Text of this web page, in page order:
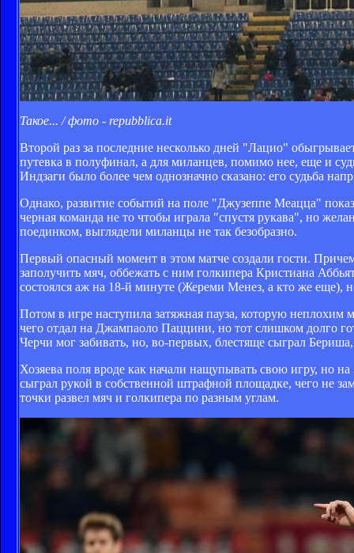
Такое... / фото - repubblica.it
Второй раз за последние несколько дней "Лацио"
путевка в полуфинал, а для миланцев, помимо нее, еще и
Индзаги было более чем однозначно сказано: его судьба
Однако, развитие событий на поле "Джузеппе Меацца"
черная команда не то чтобы играла "спустя рукава", но
поединком, выглядели миланцы не так безобразно.
Первый опасный момент в этом матче создали гости.
заполучить мяч, оббежать с ним голкипера Кристиана
состоялся аж на 18-й минуте (Жереми Менез, а кто же еще),
Потом в игре наступила затяжная пауза, которую
чего отдал на Джампаоло Паццини, но тот слишком долго
Черчи мог забивать, но, во-первых, блестяще сыграл
Хозяева поля вроде как начали нащупывать свою игру, но
сыграл рукой в собственной штрафной площадке, чего не
точки развел мяч и голкипера по разным углам.